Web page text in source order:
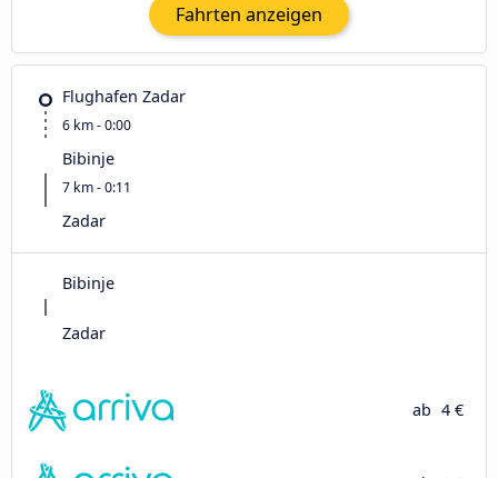
Fahrten anzeigen
Flughafen Zadar
6 km - 0:00
Bibinje
7 km - 0:11
Zadar
Bibinje
Zadar
ab 4 €